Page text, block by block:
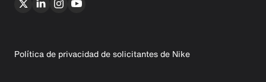
Política de privacidad de solicitantes de Nike